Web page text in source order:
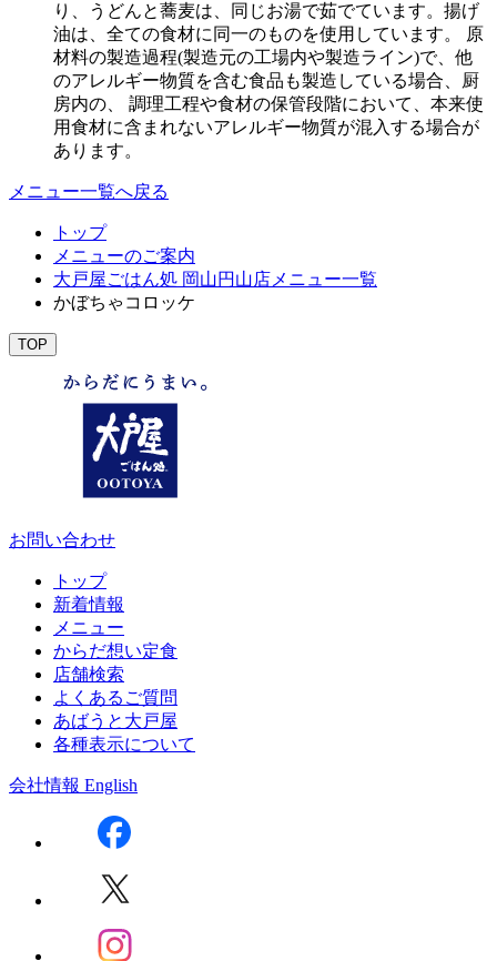
り、うどんと蕎麦は、同じお湯で茹でています。揚げ
油は、全ての食材に同一のものを使用しています。 原
材料の製造過程(製造元の工場内や製造ライン)で、他
のアレルギー物質を含む食品も製造している場合、厨
房内の、 調理工程や食材の保管段階において、本来使
用食材に含まれないアレルギー物質が混入する場合が
あります。
メニュー一覧へ戻る
トップ
メニューのご案内
大戸屋ごはん処 岡山円山店メニュー一覧
かぼちゃコロッケ
TOP
お問い合わせ
トップ
新着情報
メニュー
からだ想い定食
店舗検索
よくあるご質問
あばうと大戸屋
各種表示について
会社情報 English